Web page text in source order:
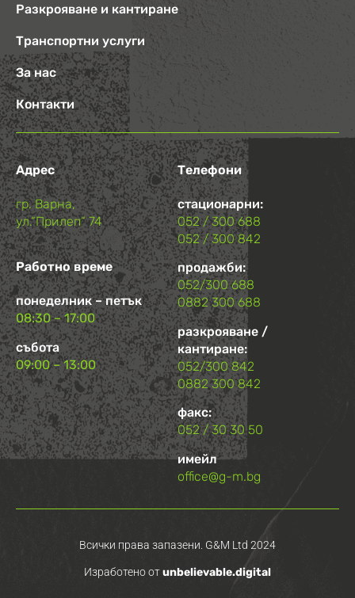
Разкрояване и кантиране
Транспортни услуги
За нас
Контакти
Адрес
гр. Варна,
ул.“Прилеп“ 74
Работно време
понеделник – петък
08:30 – 17:00
събота
09:00 – 13:00
Телефони
стационарни:
052 / 300 688
052 / 300 842
продажби:
052/300 688
0882 300 688
разкрояване /
кантиране:
052/300 842
0882 300 842
факс:
052 / 30 30 50
имейл
office@g-m.bg
Всички права запазени. G&M Ltd 2024
Изработено отunbelievable.digital